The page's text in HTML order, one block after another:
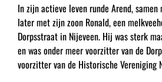
In zijn actieve leven runde Arend,
later met zijn zoon Ronald, een
Dorpsstraat in Nijeveen. Hij was sterk
en was onder meer voorzitter van de
voorzitter van de Historische Vereniging